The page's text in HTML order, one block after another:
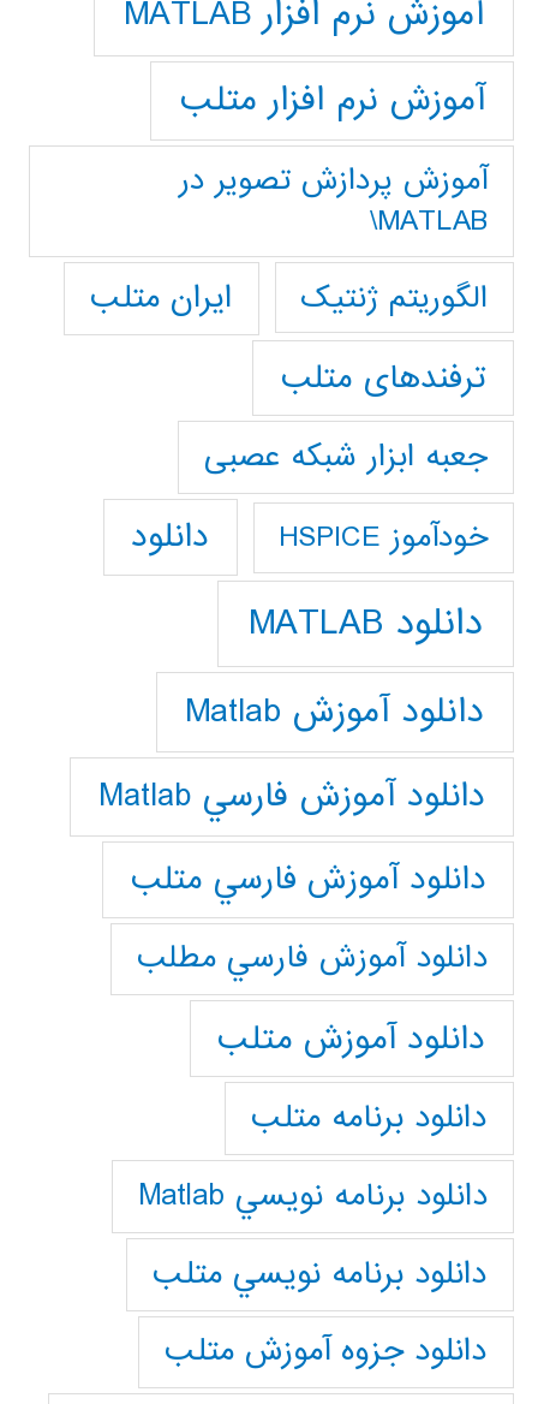
آموزش نرم افزار MATLAB
آموزش نرم افزار متلب
آموزش پردازش تصوير در
MATLAB\
الگوریتم ژنتیک
ایران متلب
ترفندهای متلب
جعبه ابزار شبکه عصبی
خودآموز HSPICE دانلود
دانلود MATLAB
دانلود آموزش Matlab
دانلود آموزش فارسي Matlab
دانلود آموزش فارسي متلب
دانلود آموزش فارسي مطلب
دانلود آموزش متلب
دانلود برنامه متلب
دانلود برنامه نويسي Matlab
دانلود برنامه نويسي متلب
دانلود جزوه آموزش متلب